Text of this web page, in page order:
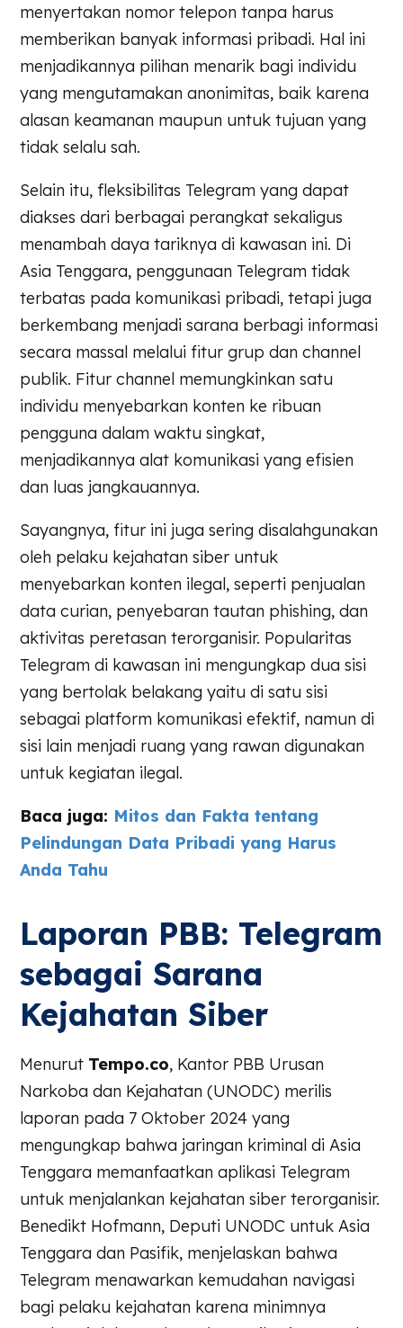
menyertakan nomor telepon tanpa harus
memberikan banyak informasi pribadi. Hal ini
menjadikannya pilihan menarik bagi individu
yang mengutamakan anonimitas, baik karena
alasan keamanan maupun untuk tujuan yang
tidak selalu sah.
Selain itu, fleksibilitas Telegram yang dapat
diakses dari berbagai perangkat sekaligus
menambah daya tariknya di kawasan ini. Di
Asia Tenggara, penggunaan Telegram tidak
terbatas pada komunikasi pribadi, tetapi juga
berkembang menjadi sarana berbagi informasi
secara massal melalui fitur grup dan channel
publik. Fitur channel memungkinkan satu
individu menyebarkan konten ke ribuan
pengguna dalam waktu singkat,
menjadikannya alat komunikasi yang efisien
dan luas jangkauannya.
Sayangnya, fitur ini juga sering disalahgunakan
oleh pelaku kejahatan siber untuk
menyebarkan konten ilegal, seperti penjualan
data curian, penyebaran tautan phishing, dan
aktivitas peretasan terorganisir. Popularitas
Telegram di kawasan ini mengungkap dua sisi
yang bertolak belakang yaitu di satu sisi
sebagai platform komunikasi efektif, namun di
sisi lain menjadi ruang yang rawan digunakan
untuk kegiatan ilegal.
Baca juga: Mitos dan Fakta tentang
Pelindungan Data Pribadi yang Harus
Anda Tahu
Laporan PBB: Telegram
sebagai Sarana
Kejahatan Siber
Menurut Tempo.co, Kantor PBB Urusan
Narkoba dan Kejahatan (UNODC) merilis
laporan pada 7 Oktober 2024 yang
mengungkap bahwa jaringan kriminal di Asia
Tenggara memanfaatkan aplikasi Telegram
untuk menjalankan kejahatan siber terorganisir.
Benedikt Hofmann, Deputi UNODC untuk Asia
Tenggara dan Pasifik, menjelaskan bahwa
Telegram menawarkan kemudahan navigasi
bagi pelaku kejahatan karena minimnya